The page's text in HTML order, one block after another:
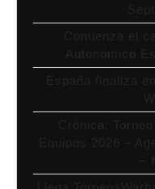
Comienza el
Autonómico
España finaliza
Crónica:
Equipos 2026 –
–